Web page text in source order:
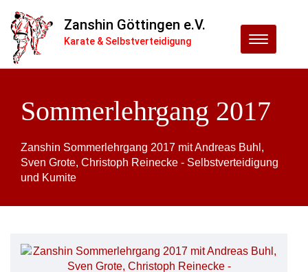
Menu
Zanshin Göttingen e.V.
Karate & Selbstverteidigung
Sommerlehrgang 2017
Zanshin Sommerlehrgang 2017 mit Andreas Buhl,
Sven Grote, Christoph Reinecke - Selbstverteidigung
und Kumite